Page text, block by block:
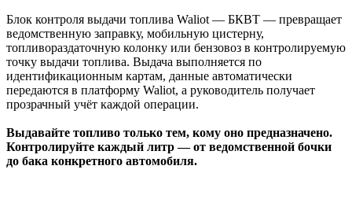
Блок контроля выдачи топлива Waliot — БКВТ — превращает
ведомственную заправку, мобильную цистерну,
топливораздаточную колонку или бензовоз в контролируемую
точку выдачи топлива. Выдача выполняется по
идентификационным картам, данные автоматически
передаются в платформу Waliot, а руководитель получает
прозрачный учёт каждой операции.
Выдавайте топливо только тем, кому оно предназначено.
Контролируйте каждый литр — от ведомственной бочки
до бака конкретного автомобиля.